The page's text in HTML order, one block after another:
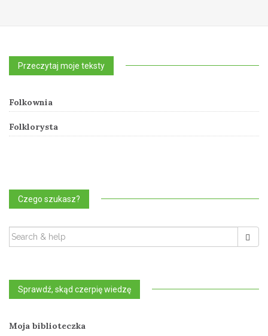
Przeczytaj moje teksty
Folkownia
Folklorysta
Czego szukasz?
SEARCH
FOR:
Sprawdź, skąd czerpię wiedzę
Moja biblioteczka